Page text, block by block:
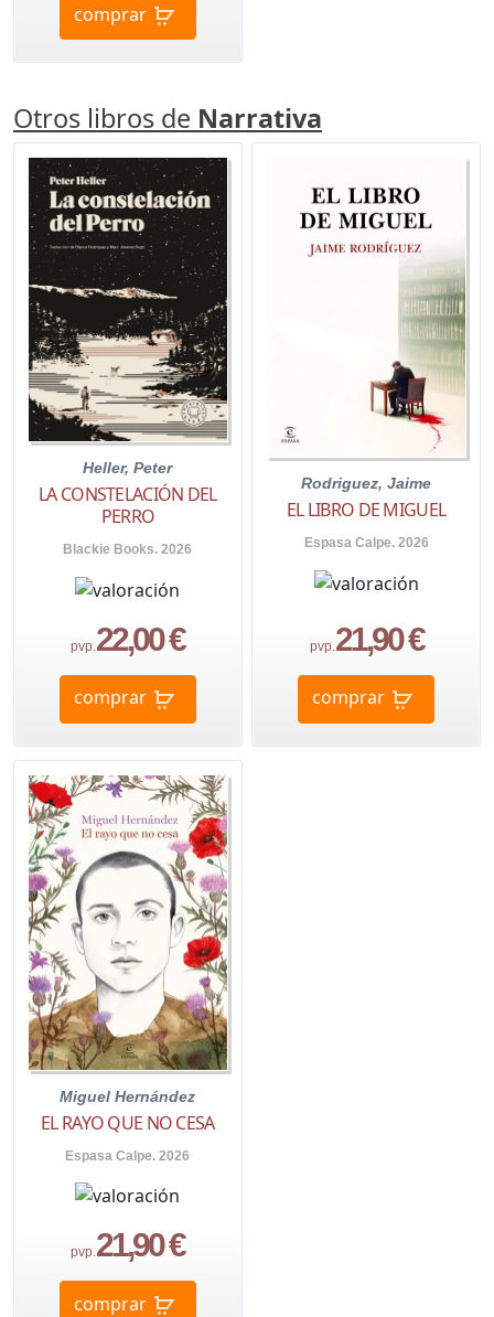
comprar
Otros libros de Narrativa
Heller, Peter
LA CONSTELACIÓN DEL
PERRO
Blackie Books. 2026
pvp. 22,00 €
comprar
Rodriguez, Jaime
EL LIBRO DE MIGUEL
Espasa Calpe. 2026
pvp. 21,90 €
comprar
Miguel Hernández
EL RAYO QUE NO CESA
Espasa Calpe. 2026
pvp.21,90 €
comprar